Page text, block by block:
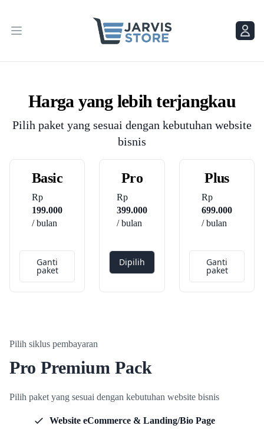
Menu
Menu
Harga yang lebih terjangkau
Pilih paket yang sesuai dengan kebutuhan website
bisnis
Basic
Rp
199.000
/ bulan
Ganti
paket
Pro
Rp
399.000
/ bulan
Dipilih
Plus
Rp
699.000
/ bulan
Ganti
paket
Pilih siklus pembayaran
Pro Premium Pack
Pilih paket yang sesuai dengan kebutuhan website bisnis
Website eCommerce & Landing/Bio Page